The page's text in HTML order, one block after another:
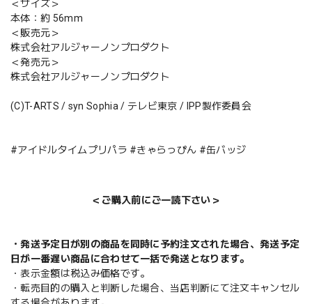
＜サイズ＞
本体：約 56mm
＜販売元＞
株式会社アルジャーノンプロダクト
＜発売元＞
株式会社アルジャーノンプロダクト
(C)T-ARTS / syn Sophia / テレビ東京 / IPP製作委員会
#アイドルタイムプリパラ #きゃらっぴん #缶バッジ
＜ご購入前にご一読下さい＞
・発送予定日が別の商品を同時に予約注文された場合、発送予定
日が一番遅い商品に合わせて一括で発送となります。
・表示金額は税込み価格です。
・転売目的の購入と判断した場合、当店判断にて注文キャンセル